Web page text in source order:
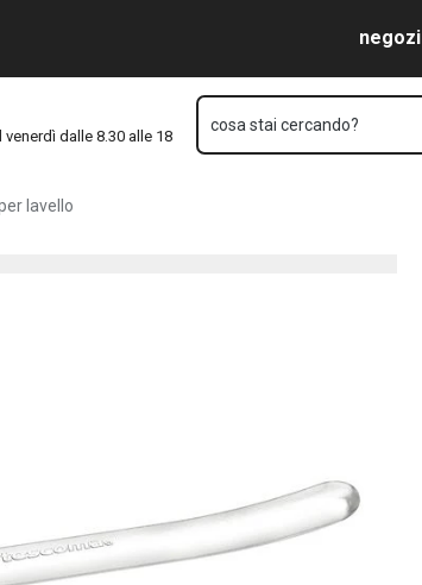
negozi
dalle 8.30 alle 18
cosa stai cercando?
lavello